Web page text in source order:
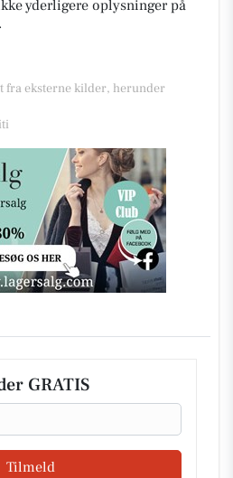
yderligere oplysninger på
fra eksterne kilder, herunder
GRATIS
Tilmeld